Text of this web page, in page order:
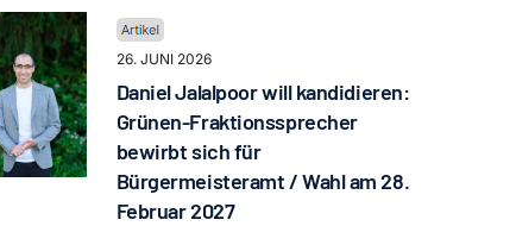
26. JUNI 2026
Daniel Jalalpoor will kandidieren:
Grünen-Fraktionssprecher
bewirbt sich für
Bürgermeisteramt / Wahl am 28.
Februar 2027